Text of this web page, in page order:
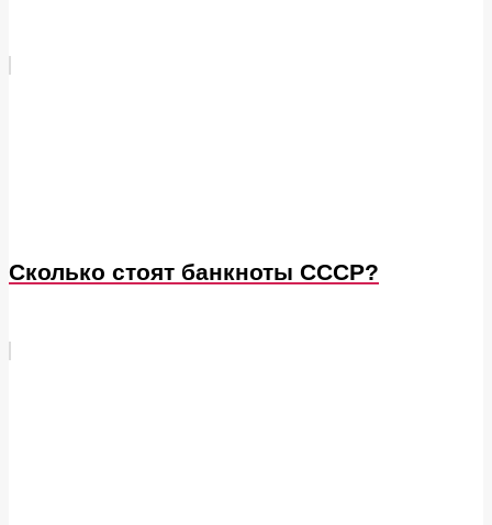
Сколько стоят банкноты СССР?